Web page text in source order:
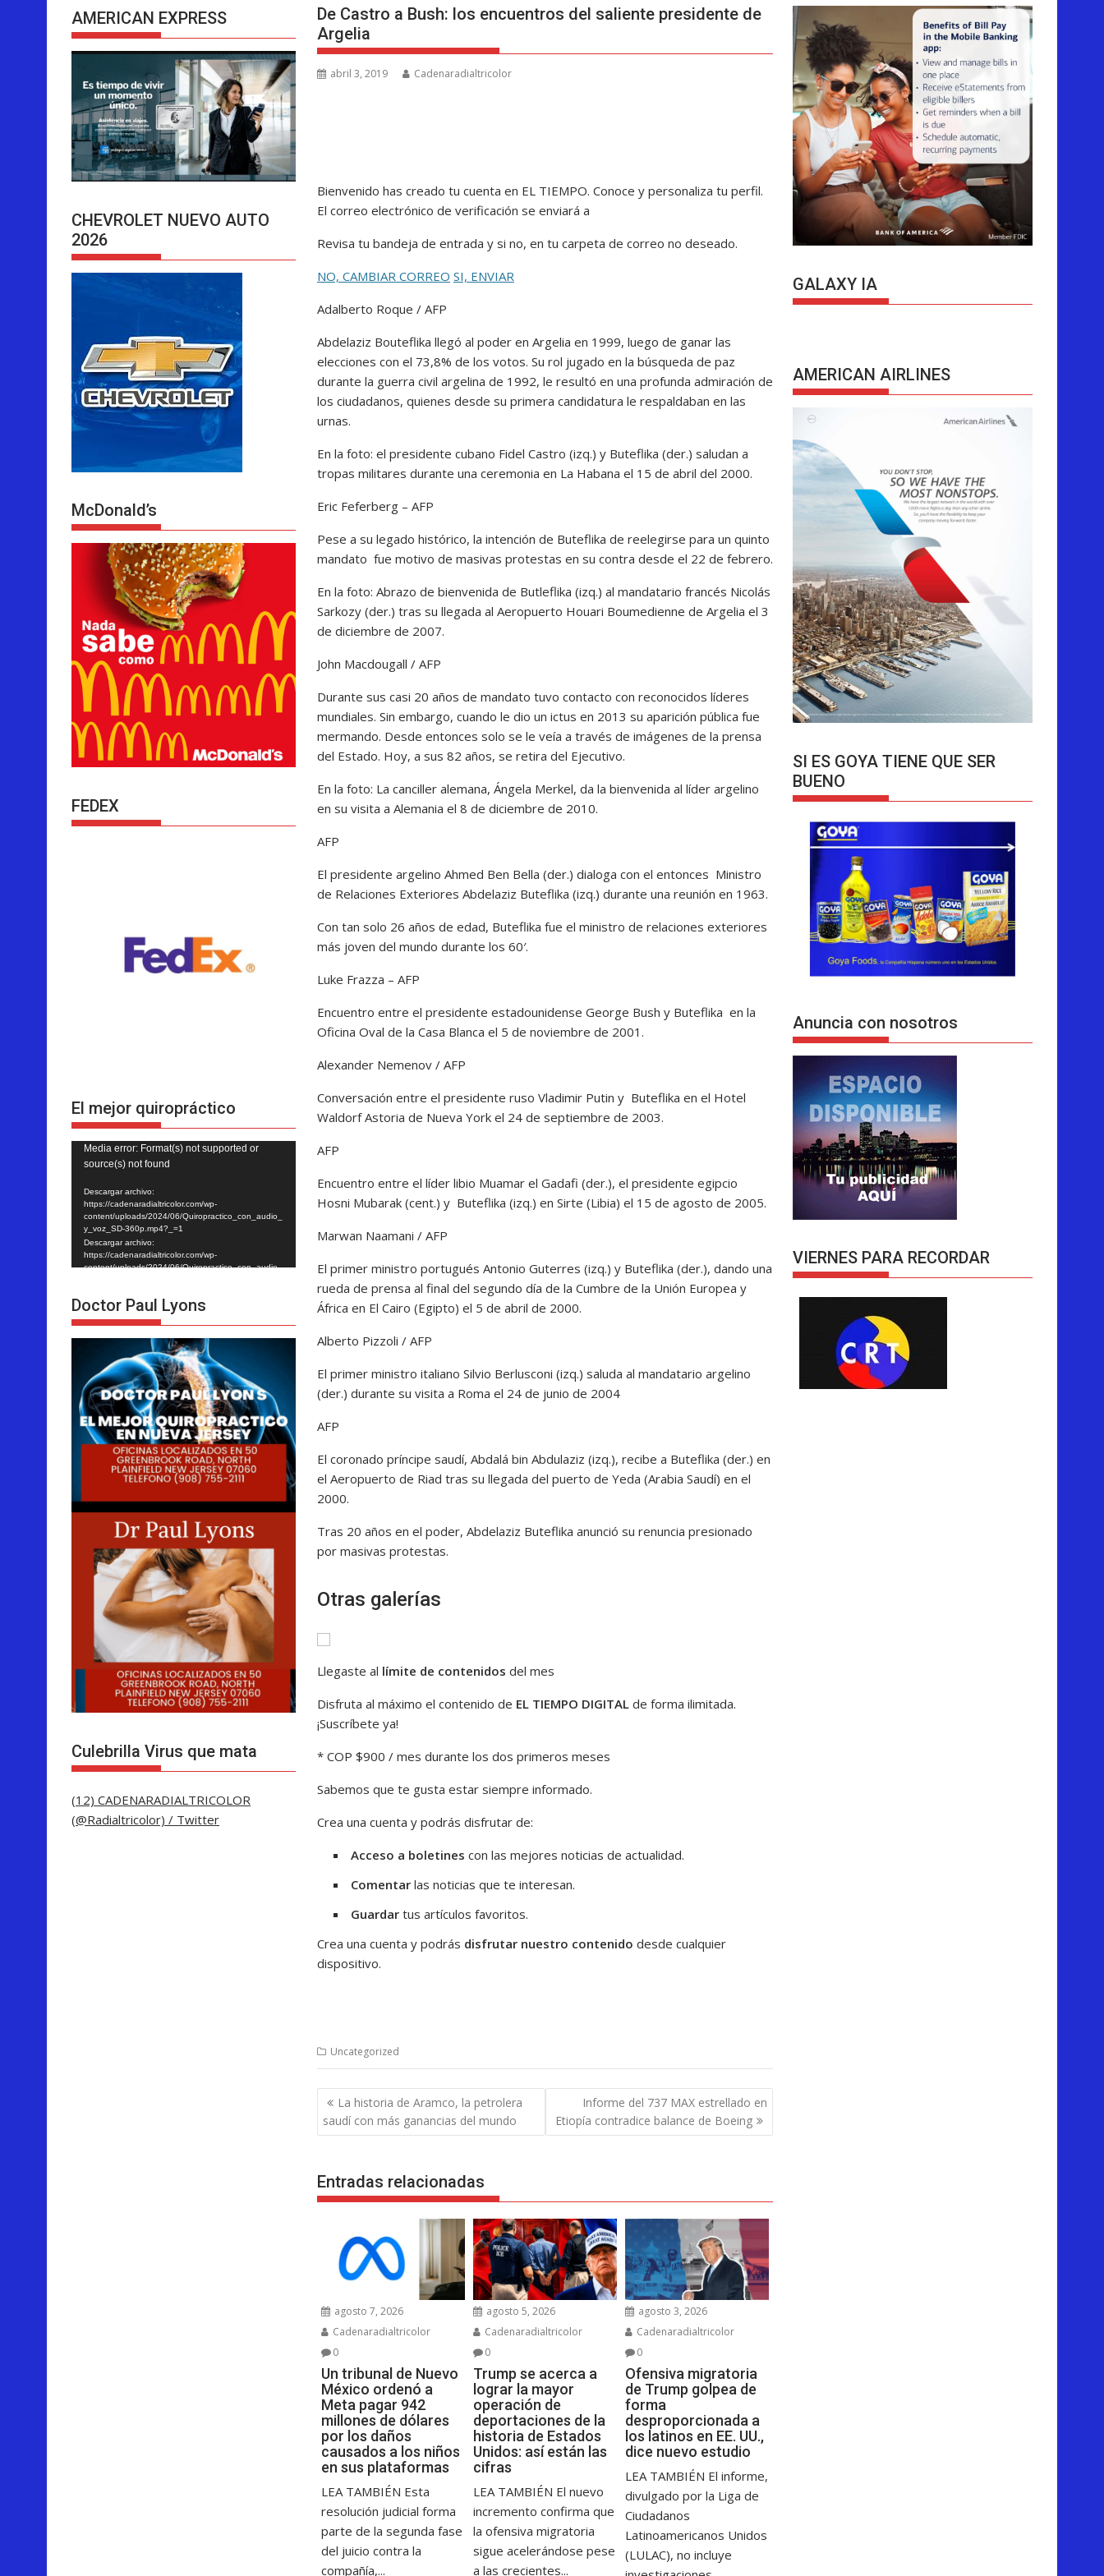
De Castro a Bush: los encuentros del saliente presidente de
Argelia
abril 3, 2019 Cadenaradialtricolor
Bienvenido has creado tu cuenta en EL TIEMPO. Conoce y personaliza tu perfil.
El correo electrónico de verificación se enviará a
Revisa tu bandeja de entrada y si no, en tu carpeta de correo no deseado.
NO, CAMBIAR CORREO SI, ENVIAR
Adalberto Roque / AFP
Abdelaziz Bouteflika llegó al poder en Argelia en 1999, luego de ganar las
elecciones con el 73,8% de los votos. Su rol jugado en la búsqueda de paz
durante la guerra civil argelina de 1992, le resultó en una profunda admiración de
los ciudadanos, quienes desde su primera candidatura le respaldaban en las
urnas.
En la foto: el presidente cubano Fidel Castro (izq.) y Buteflika (der.) saludan a
tropas militares durante una ceremonia en La Habana el 15 de abril del 2000.
Eric Feferberg – AFP
Pese a su legado histórico, la intención de Buteflika de reelegirse para un quinto
mandato fue motivo de masivas protestas en su contra desde el 22 de febrero.
En la foto: Abrazo de bienvenida de Butleflika (izq.) al mandatario francés Nicolás
Sarkozy (der.) tras su llegada al Aeropuerto Houari Boumedienne de Argelia el 3
de diciembre de 2007.
John Macdougall / AFP
Durante sus casi 20 años de mandato tuvo contacto con reconocidos líderes
mundiales. Sin embargo, cuando le dio un ictus en 2013 su aparición pública fue
mermando. Desde entonces solo se le veía a través de imágenes de la prensa
del Estado. Hoy, a sus 82 años, se retira del Ejecutivo.
En la foto: La canciller alemana, Ángela Merkel, da la bienvenida al líder argelino
en su visita a Alemania el 8 de diciembre de 2010.
AFP
El presidente argelino Ahmed Ben Bella (der.) dialoga con el entonces Ministro
de Relaciones Exteriores Abdelaziz Buteflika (izq.) durante una reunión en 1963.
Con tan solo 26 años de edad, Buteflika fue el ministro de relaciones exteriores
más joven del mundo durante los 60′.
Luke Frazza – AFP
Encuentro entre el presidente estadounidense George Bush y Buteflika en la
Oficina Oval de la Casa Blanca el 5 de noviembre de 2001.
Alexander Nemenov / AFP
Conversación entre el presidente ruso Vladimir Putin y Buteflika en el Hotel
Waldorf Astoria de Nueva York el 24 de septiembre de 2003.
AFP
Encuentro entre el líder libio Muamar el Gadafi (der.), el presidente egipcio
Hosni Mubarak (cent.) y Buteflika (izq.) en Sirte (Libia) el 15 de agosto de 2005.
Marwan Naamani / AFP
El primer ministro portugués Antonio Guterres (izq.) y Buteflika (der.), dando una
rueda de prensa al final del segundo día de la Cumbre de la Unión Europea y
África en El Cairo (Egipto) el 5 de abril de 2000.
Alberto Pizzoli / AFP
El primer ministro italiano Silvio Berlusconi (izq.) saluda al mandatario argelino
(der.) durante su visita a Roma el 24 de junio de 2004
AFP
El coronado príncipe saudí, Abdalá bin Abdulaziz (izq.), recibe a Buteflika (der.) en
el Aeropuerto de Riad tras su llegada del puerto de Yeda (Arabia Saudí) en el
2000.
Tras 20 años en el poder, Abdelaziz Buteflika anunció su renuncia presionado
por masivas protestas.
Otras galerías
Llegaste al límite de contenidos del mes
Disfruta al máximo el contenido de EL TIEMPO DIGITALde forma ilimitada.
¡Suscríbete ya!
* COP $900 / mes durante los dos primeros meses
Sabemos que te gusta estar siempre informado.
Crea una cuenta y podrás disfrutar de:
Acceso a boletines con las mejores noticias de actualidad.
Comentarlas noticias que te interesan.
Guardartus artículos favoritos.
Crea una cuenta y podrás disfrutar nuestro contenido desde cualquier
dispositivo.
Uncategorized
Navegación
de
entradas
La historia de Aramco, la petrolera
saudí con más ganancias del mundo
Informe del 737 MAX estrellado en
Etiopía contradice balance de Boeing
Entradas relacionadas
agosto 7, 2026
Cadenaradialtricolor
0
Un tribunal de Nuevo
México ordenó a
Meta pagar 942
millones de dólares
por los daños
causados a los niños
en sus plataformas
LEA TAMBIÉN Esta
resolución judicial forma
parte de la segunda fase
del juicio contra la
compañía,...
agosto 5, 2026
Cadenaradialtricolor
0
Trump se acerca a
lograr la mayor
operación de
deportaciones de la
historia de Estados
Unidos: así están las
cifras
LEA TAMBIÉN El nuevo
incremento confirma que
la ofensiva migratoria
sigue acelerándose pese
a las crecientes...
agosto 3, 2026
Cadenaradialtricolor
0
Ofensiva migratoria
de Trump golpea de
forma
desproporcionada a
los latinos en EE. UU.,
dice nuevo estudio
LEA TAMBIÉN El informe,
divulgado por la Liga de
Ciudadanos
Latinoamericanos Unidos
(LULAC), no incluye
AMERICAN EXPRESS
CHEVROLET NUEVO AUTO
2026
McDonald’s
FEDEX
El mejor quiropráctico
Reproductor
de
vídeo
Media error: Format(s) not supported or
source(s) not found
Descargar archivo:
https://cadenaradialtricolor.com/wp-
content/uploads/2024/06/Quiropractico_con_audio_
y_voz_SD-360p.mp4?_=1
Descargar archivo:
https://cadenaradialtricolor.com/wp-
content/uploads/2024/06/Quiropractico_con_audio_
Doctor Paul Lyons
Culebrilla Virus que mata
(12) CADENARADIALTRICOLOR
(@Radialtricolor) / Twitter
GALAXY IA
AMERICAN AIRLINES
SI ES GOYA TIENE QUE SER
BUENO
Anuncia con nosotros
VIERNES PARA RECORDAR